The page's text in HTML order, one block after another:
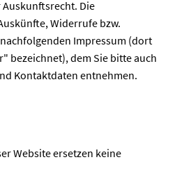
Die
Widerrufe bzw.
Impressum (dort
bezeichnet), dem Sie bitte auch
Kontaktdaten entnehmen.
Website ersetzen keine